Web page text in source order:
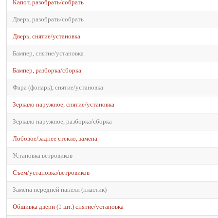
Капот, разобрать/собрать
Дверь, разобрать/собрать
Дверь, снятие/установка
Бампер, снятие/установка
Бампер, разборка/сборка
Фара (фонарь), снятие/установка
Зеркало наружное, снятие/установка
Зеркало наружное, разборка/сборка
Лобовое/заднее стекло, замена
Установка ветровиков
Съем/установка/ветровиков
Замена передней панели (пластик)
Обшивка двери (1 шт.) снятие/установка